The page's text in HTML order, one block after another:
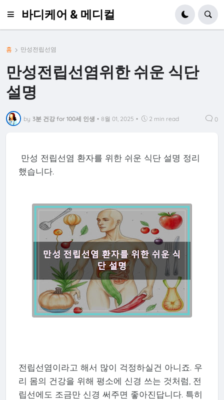
바디케어 & 메디컬
홈 만성전립선염
만성전립선염위한 쉬운 식단
설명
by 3분 건강 for 100세 인생 • 8월 01, 2025 • 2 min read 0
만성 전립선염 환자를 위한 쉬운 식단 설명 정리
했습니다.
전립선염이라고 해서 많이 걱정하실건 아니죠. 우
리 몸의 건강을 위해 평소에 신경 쓰는 것처럼, 전
립선에도 조금만 신경 써주면 좋아진답니다. 특히